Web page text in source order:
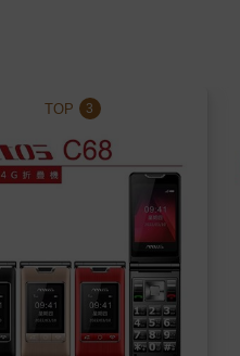
TOP 3